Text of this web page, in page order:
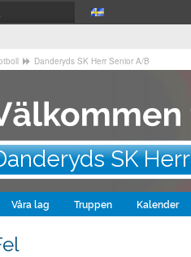
Danderyds SK Herr Senior A/B
SK
Våra lag Truppen Kalender